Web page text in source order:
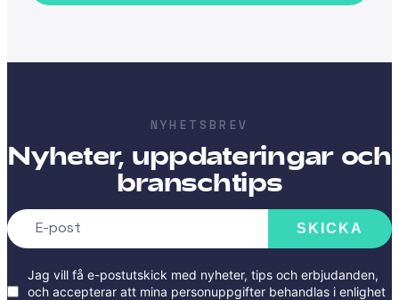
NYHETSBREV
Nyheter, uppdateringar och
branschtips
SKICKA
Jag vill få e-postutskick med nyheter, tips och erbjudanden,
och accepterar att mina personuppgifter behandlas i enlighet